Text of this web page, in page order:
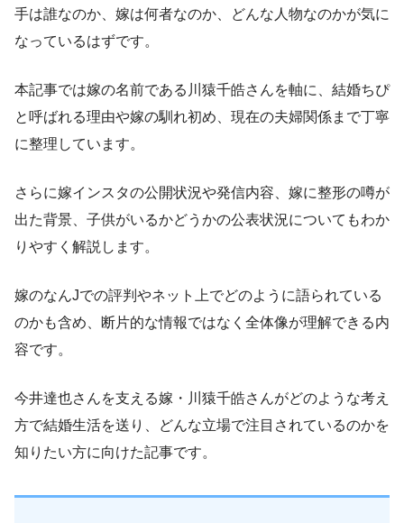
手は誰なのか、嫁は何者なのか、どんな人物なのかが気に
なっているはずです。
本記事では嫁の名前である川猿千皓さんを軸に、結婚ちぴ
と呼ばれる理由や嫁の馴れ初め、現在の夫婦関係まで丁寧
に整理しています。
さらに嫁インスタの公開状況や発信内容、嫁に整形の噂が
出た背景、子供がいるかどうかの公表状況についてもわか
りやすく解説します。
嫁のなんJでの評判やネット上でどのように語られている
のかも含め、断片的な情報ではなく全体像が理解できる内
容です。
今井達也さんを支える嫁・川猿千皓さんがどのような考え
方で結婚生活を送り、どんな立場で注目されているのかを
知りたい方に向けた記事です。